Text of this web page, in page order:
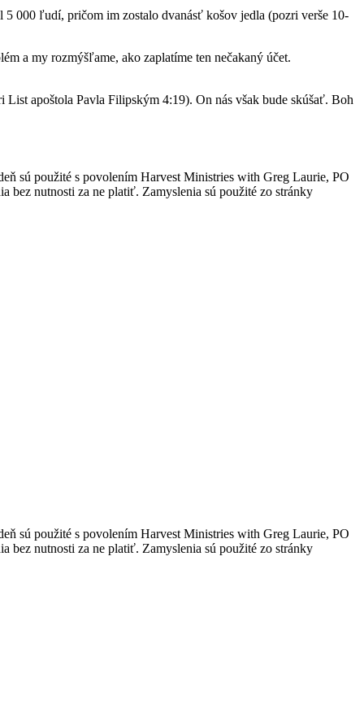
000 ľudí, pričom im zostalo dvanásť košov jedla (pozri verše 10-
a my rozmýšľame, ako zaplatíme ten nečakaný účet.
apoštola Pavla Filipským 4:19). On nás však bude skúšať. Boh
sú použité s povolením Harvest Ministries with Greg Laurie, PO
bez nutnosti za ne platiť. Zamyslenia sú použité zo stránky
sú použité s povolením Harvest Ministries with Greg Laurie, PO
bez nutnosti za ne platiť. Zamyslenia sú použité zo stránky